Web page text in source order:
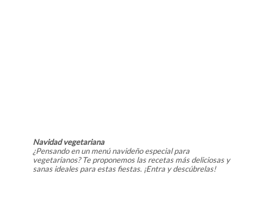
Navidad vegetariana
¿Pensando en un menú navideño especial para
vegetarianos? Te proponemos las recetas más deliciosas y
sanas ideales para estas fiestas. ¡Entra y descúbrelas!